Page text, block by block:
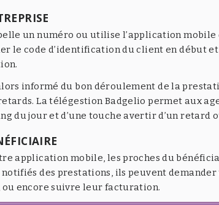
un numéro ou utilise l’application
le code d’identification du client en début
informé du bon déroulement de la
La télégestion Badgelio permet aux
du jour et d’une touche avertir d’un retard
application mobile, les proches du
des prestations, ils peuvent
encore suivre leur facturation.